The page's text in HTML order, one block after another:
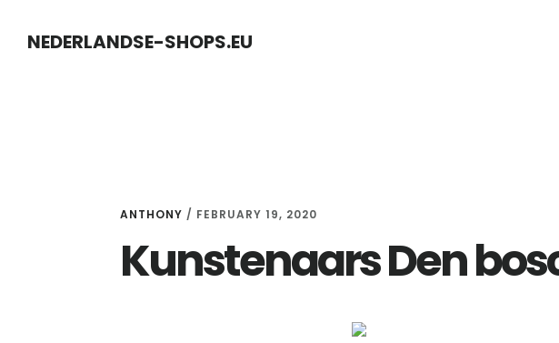
NEDERLANDSE-SHOPS.EU
ANTHONY / FEBRUARY 19, 2020
Kunstenaars Den